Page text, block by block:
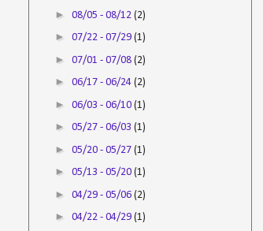
► 08/05 - 08/12 (2)
► 07/22 - 07/29 (1)
► 07/01 - 07/08 (2)
► 06/17 - 06/24 (2)
► 06/03 - 06/10 (1)
► 05/27 - 06/03 (1)
► 05/20 - 05/27 (1)
► 05/13 - 05/20 (1)
► 04/29 - 05/06 (2)
► 04/22 - 04/29 (1)